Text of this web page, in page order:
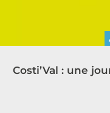
Costi’Val : une